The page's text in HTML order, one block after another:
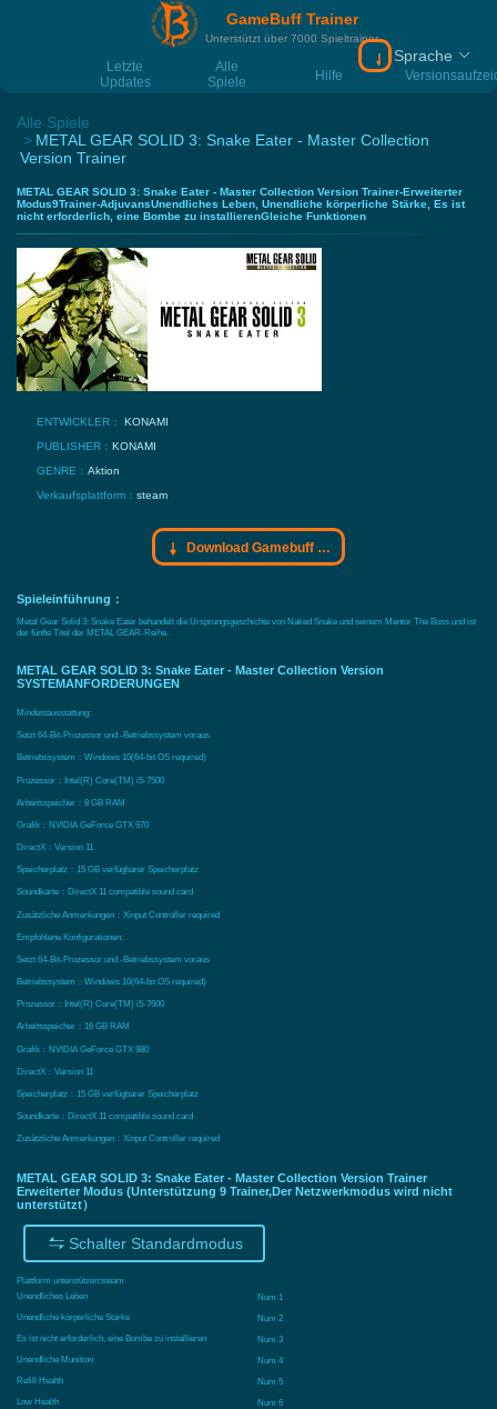
GameBuff Trainer
Unterstützt über 7000 Spieltrainer
Letzte
Updates
Alle
Spiele
Hilfe
Download
Sprache
Alle Spiele
METAL GEAR SOLID 3: Snake Eater - Master Collection
Version Trainer
METAL GEAR SOLID 3: Snake Eater - Master Collection Version Trainer-Erweiterter
Modus9Trainer-AdjuvansUnendliches Leben, Unendliche körperliche Stärke, Es ist
nicht erforderlich, eine Bombe zu installierenGleiche Funktionen
ENTWICKLER： KONAMI
PUBLISHER： KONAMI
GENRE： Aktion
Verkaufsplattform： steam
Download Gamebuff Trainer
Spieleinführung：
Metal Gear Solid 3: Snake Eater behandelt die Ursprungsgeschichte von Naked Snake und seinem Mentor The Boss und ist
der fünfte Titel der METAL GEAR-Reihe.
METAL GEAR SOLID 3: Snake Eater - Master Collection Version
SYSTEMANFORDERUNGEN
Mindestausstattung:
Setzt 64-Bit-Prozessor und -Betriebssystem voraus
Betriebssystem：Windows 10(64-bit OS required)
Prozessor：Intel(R) Core(TM) i5-7500
Arbeitsspeicher：8 GB RAM
Grafik：NVIDIA GeForce GTX 970
DirectX：Version 11
Speicherplatz：15 GB verfügbarer Speicherplatz
Soundkarte：DirectX 11 compatible sound card
Zusätzliche Anmerkungen：Xinput Controller required
Empfohlene Konfigurationen:
Setzt 64-Bit-Prozessor und -Betriebssystem voraus
Betriebssystem：Windows 10(64-bit OS required)
Prozessor：Intel(R) Core(TM) i5-7600
Arbeitsspeicher：16 GB RAM
Grafik：NVIDIA GeForce GTX 980
DirectX：Version 11
Speicherplatz：15 GB verfügbarer Speicherplatz
Soundkarte：DirectX 11 compatible sound card
Zusätzliche Anmerkungen：Xinput Controller required
METAL GEAR SOLID 3: Snake Eater - Master Collection Version Trainer
Erweiterter Modus (Unterstützung 9 Trainer,Der Netzwerkmodus wird nicht
unterstützt）
Schalter Standardmodus
Plattform unterstützen:steam
Unendliches Leben
Num 1
Unendliche körperliche Stärke
Num 2
Es ist nicht erforderlich, eine Bombe zu installieren
Num 3
Unendliche Munition
Num 4
Refill Health
Num 5
Low Health
Num 6